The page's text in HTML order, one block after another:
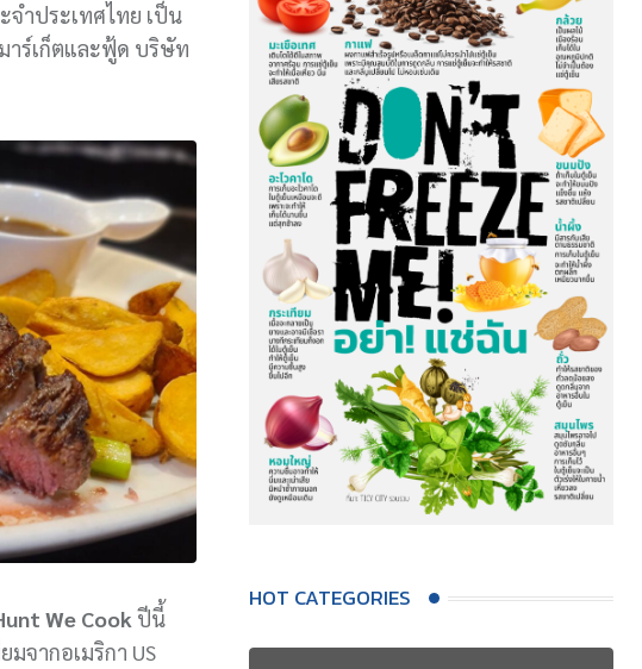
จำประเทศไทย เป็น
าร์เก็ตและฟู้ด บริษัท
We Cook ปีนี้
จากอเมริกา US
HOT CATEGORIES